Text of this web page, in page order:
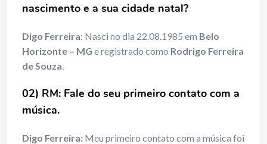
nascimento e a sua cidade natal?
Digo Ferreira: Nasci no dia 22.08.1985 em Belo
Horizonte – MG e registrado como Rodrigo Ferreira
de Souza.
02) RM: Fale do seu primeiro contato com a
música.
Digo Ferreira: Meu primeiro contato com a música foi